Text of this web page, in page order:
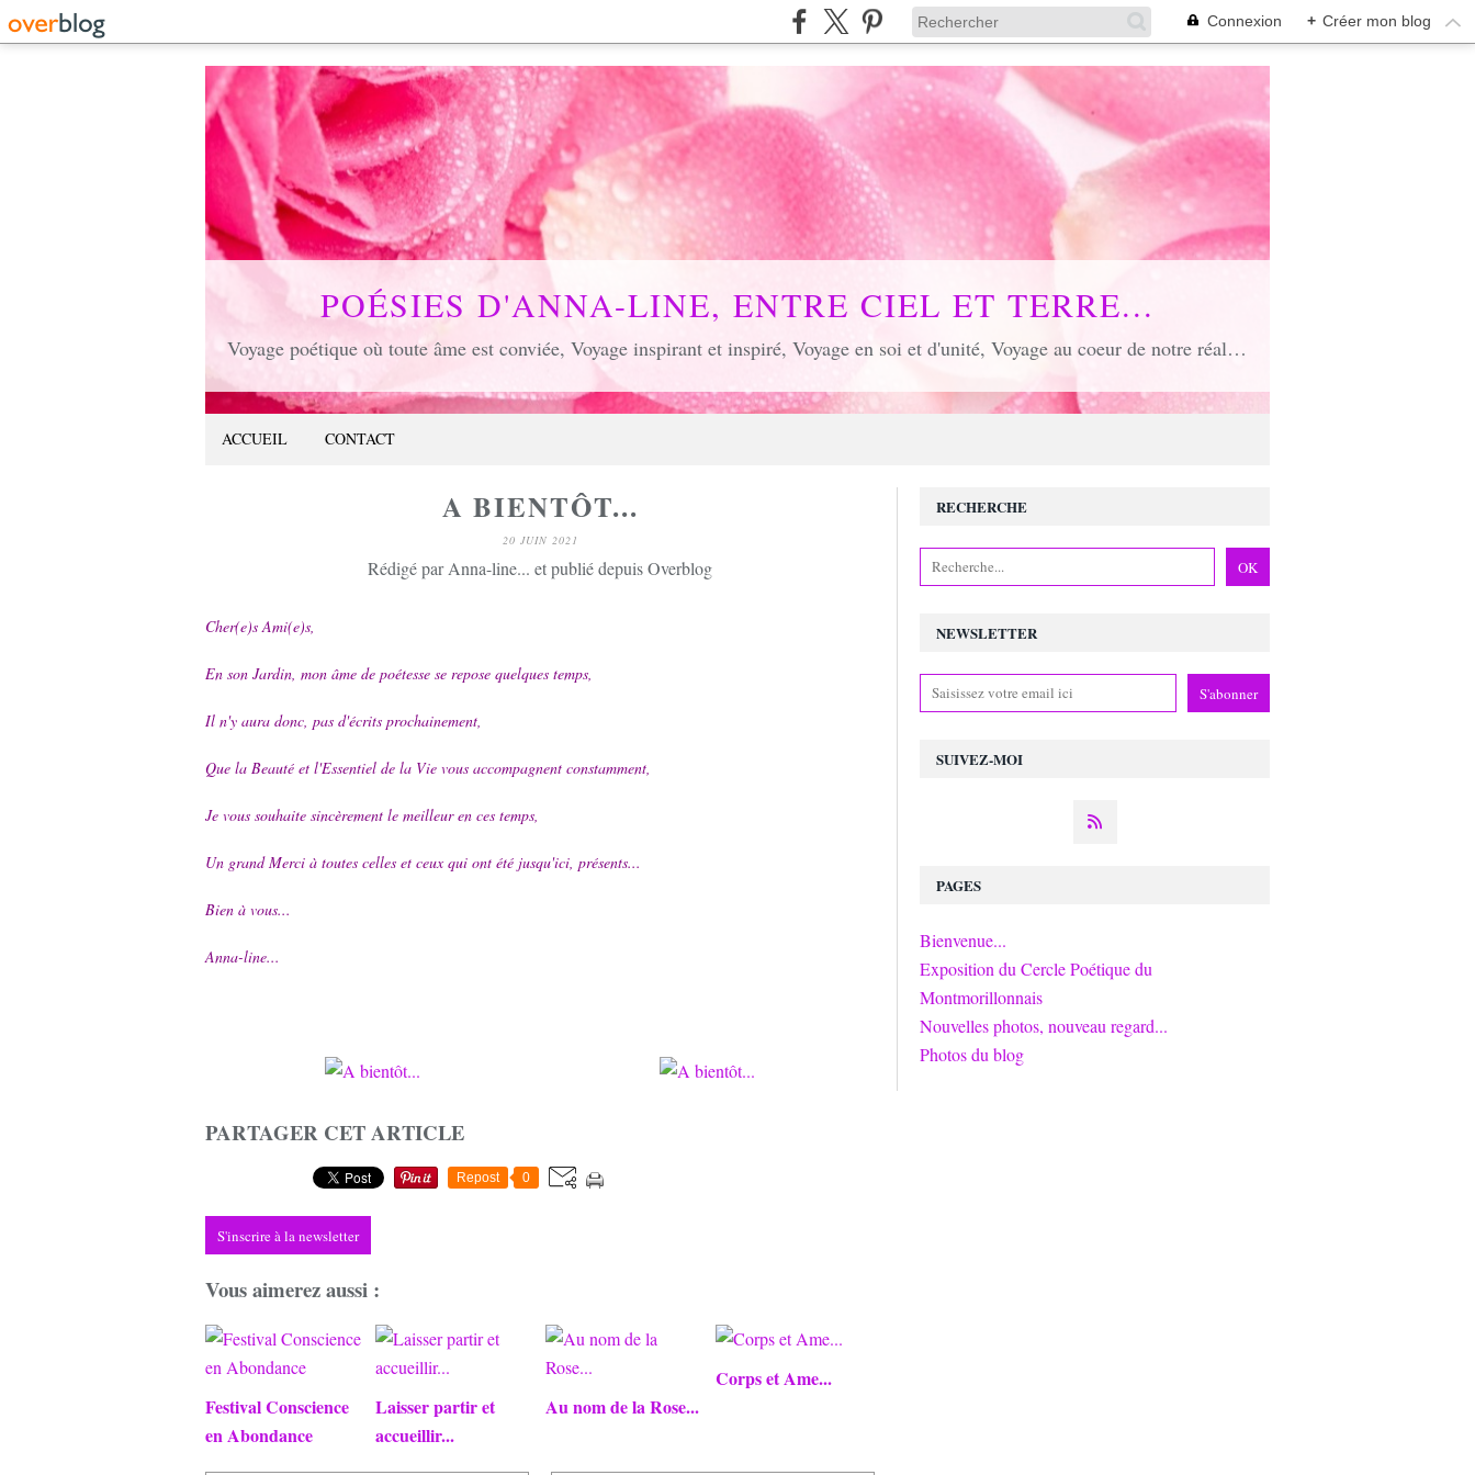
Connexion + Créer mon blog
POÉSIES D'ANNA-LINE, ENTRE CIEL ET TERRE...
Voyage poétique où toute âme est conviée, Voyage inspirant et inspiré, Voyage en soi et d'unité, Voyage au coeur de notre réalité...
ACCUEIL CONTACT
A BIENTÔT...
20 JUIN 2021
Rédigé par Anna-line... et publié depuis Overblog
Cher(e)s Ami(e)s,
En son Jardin, mon âme de poétesse se repose quelques temps,
Il n'y aura donc, pas d'écrits prochainement,
Que la Beauté et l'Essentiel de la Vie vous accompagnent constamment,
Je vous souhaite sincèrement le meilleur en ces temps,
Un grand Merci à toutes celles et ceux qui ont été jusqu'ici, présents...
Bien à vous...
Anna-line...
PARTAGER CET ARTICLE
Repost 0
S'inscrire à la newsletter
Vous aimerez aussi :
Festival Conscience
en Abondance
Laisser partir et
accueillir...
Au nom de la Rose...
Corps et Ame...
NEWSLETTER
SUIVEZ-MOI
RECHERCHE
PAGES
Bienvenue...
Exposition du Cercle Poétique du
Montmorillonnais
Nouvelles photos, nouveau regard...
Photos du blog